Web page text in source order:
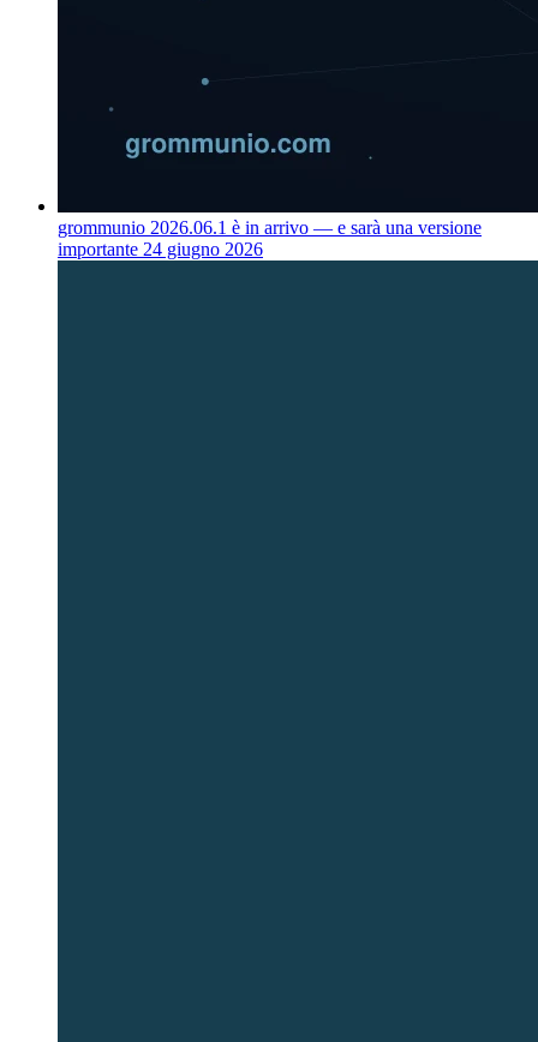
grommunio 2026.06.1 è in arrivo — e sarà una versione
importante 24 giugno 2026